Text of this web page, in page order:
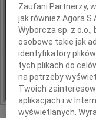
Jak ich
odeszli.pl z Grupy
możliwość
wspomnienia. Dziel
przyjaciółmi.
*ogłoszenie
Zaufani Partnerzy,
jak również Agora
Wyborcza sp. z
osobowe takie jak
identyfikatory
tych plikach do
na potrzeby
Twoich
aplikacjach i w
wyświetlanych.